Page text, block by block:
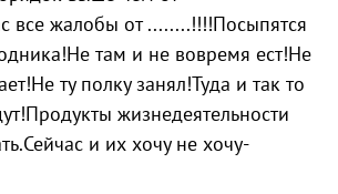
все жалобы от ........!!!!Посыпятся
там и не вовремя ест!Не
ту полку занял!Туда и так то
жизнедеятельности
и их хочу не хочу-